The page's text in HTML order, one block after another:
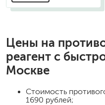
Цены на
реагент с
Москве
Стоимость
1690 рублей;